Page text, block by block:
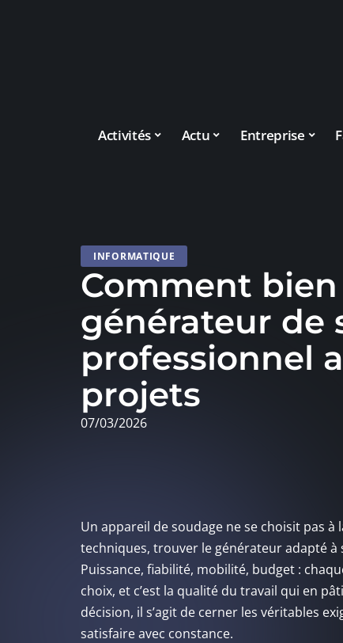
Activités Actu Entreprise
INFORMATIQUE
Comment
générateur de
professionnel
projets
07/03/2026
Un appareil de soudage ne se choisit pas
techniques, trouver le générateur adapté à
Puissance, fiabilité, mobilité, budget :
choix, et c’est la qualité du travail qui en
décision, il s’agit de cerner les véritables
satisfaire avec constance.